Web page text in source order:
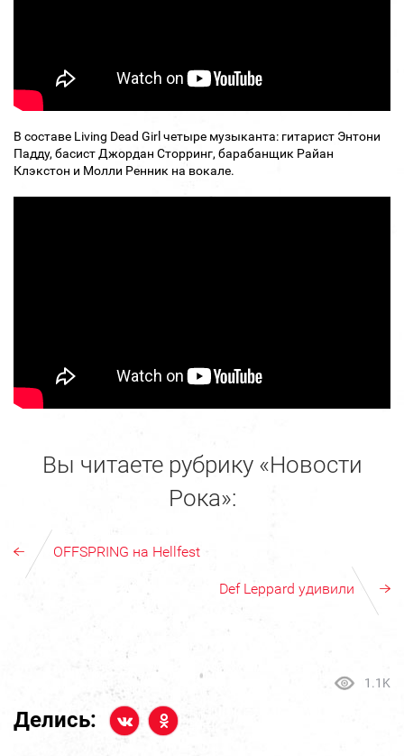
В составе Living Dead Girl четыре музыканта: гитарист Энтони
Падду, басист Джордан Сторринг, барабанщик Райан
Клэкстон и Молли Ренник на вокале.
Вы читаете рубрику «Новости
Рока»:
OFFSPRING на Hellfest
Def Leppard удивили
1.1K
Делись: